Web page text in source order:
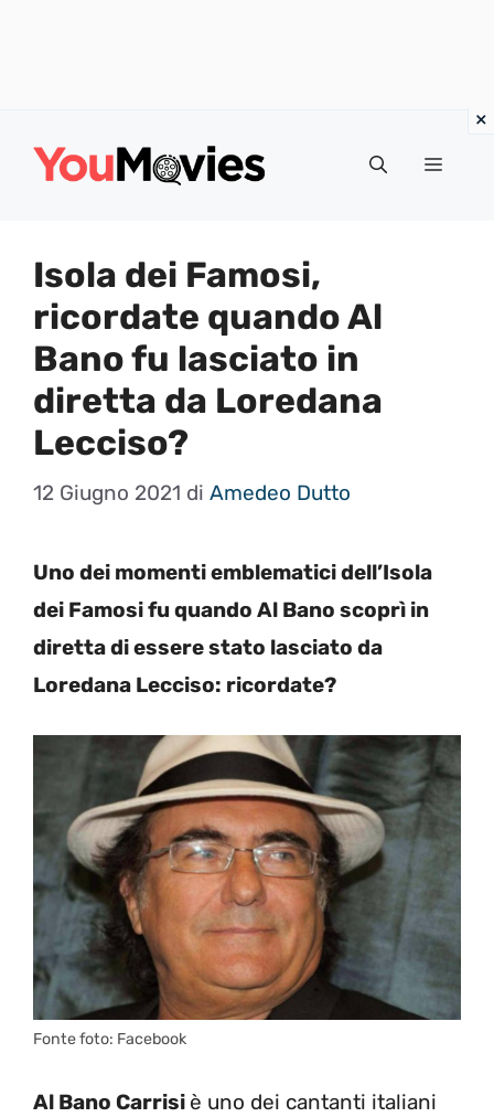
Menu
Isola dei Famosi,
ricordate quando Al
Bano fu lasciato in
diretta da Loredana
Lecciso?
12 Giugno 2021 di Amedeo Dutto
Uno dei momenti emblematici dell’Isola
dei Famosi fu quando Al Bano scoprì in
diretta di essere stato lasciato da
Loredana Lecciso: ricordate?
Fonte foto: Facebook
Al Bano Carrisi è uno dei cantanti italiani